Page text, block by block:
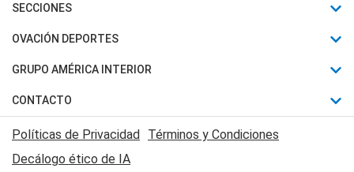
Últimas Noticias
Política
Judiciales
Economia
SECCIONES
Horóscopo
Motores
Trucos caseros
Series y Películas
Edictos y Solicitadas
OVACIÓN DEPORTES
Fútbol
Mundial
Automovilismo
Rugby
GRUPO AMÉRICA INTERIOR
Canal 7 en Vivo
CONTACTO
Acerca de Nosotros
Contactanos
Políticas de Privacidad Términos y Condiciones
Decálogo ético de IA